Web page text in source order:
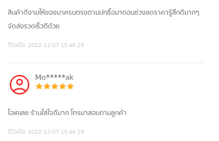
สินค้าดีงามให้ของมาครบตรงตามปกซื้อมาตอนช่วงลดราคารู้สึกดีมากๆ
จัดส่งรวดเร็วดีด้วย
รีวิวเมื่อ: 2022-12-07 15:46:29
Mo*****ak
โอเคเลย ร้านใส่ใจดีมาก โทรมาสอบถามลูกค้า
รีวิวเมื่อ: 2022-12-07 15:46:29